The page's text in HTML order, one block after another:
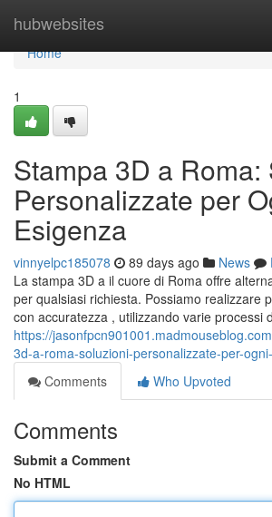
hubwebsites
Home
Home
1
Stampa 3D a Roma:
Personalizzate per
Esigenza
vinnyelpc185078 89 days ago News
La stampa 3D a il cuore di Roma offre
per qualsiasi richiesta. Possiamo realizzare
con accuratezza , utilizzando varie processi
https://
3d-a-roma-soluzioni-personalizzate-per-
Comments
Who Upvoted
Comments
Submit a Comment
No HTML